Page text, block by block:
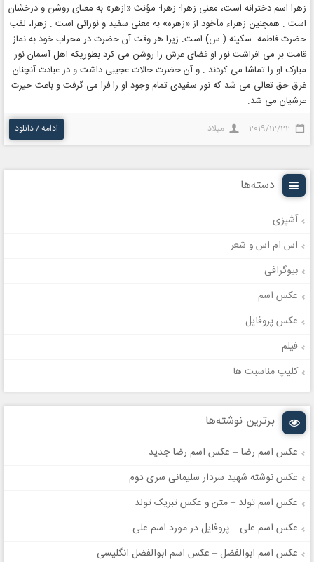
زهرا اسم دخترانه است، معنی زهرا: زهرا: مؤنث «ازهر» به معنای روشن و درخشان
است . همچنین زهراء مأخوذ از «زهره» به معنی سفید و نورانی است . زهرا، لقب
حضرت فاطمه سکینه ( س) است. زیرا هر وقت آن حضرت در محراب خود به نماز
قامت بر می افراشت نور او فضای عرش را روشن می کرد بطوریکه اهل آسمان نور
مبارک او را تماشا می کردند . و آن حضرت حالات عجیبی داشت و در عبادت آنچنان
غرق حق تعالی می شد که نور سفیدی تمام وجود او را فرا می گرفت و باعث حیرت
عرشیان می شد.
2019/12/22 میلاد ادامه / دانلود
دسته‌ها
آشپزی
اس ام اس و شعر
بیوگرافی
عکس اسم
عکس پروفایل
فیلم
کلیپ مناسبت ها
برترین نوشته‌ها
عکس اسم رضا – عکس اسم رضا جدید
عکس نوشته شهید سردار سلیمانی سری دوم
عکس اسم تولد – متن و عکس تبریک تولد
عکس اسم علی – پروفایل در مورد اسم علی
عکس اسم ابوالفضل – عکس اسم ابوالفضل انگلیسی